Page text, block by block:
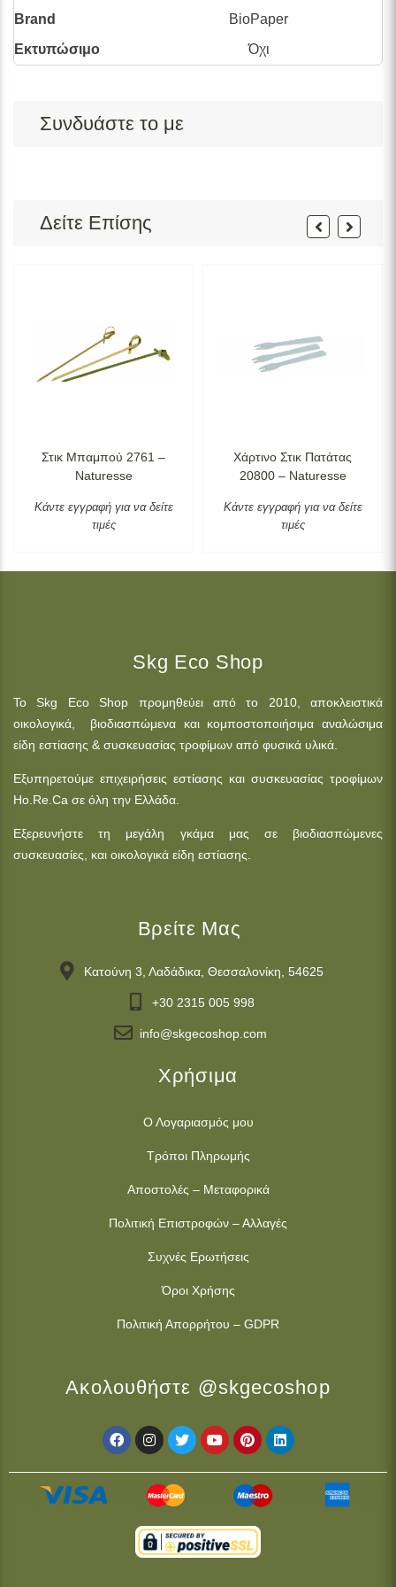
Brand
BioPaper
Εκτυπώσιμο
Όχι
Συνδυάστε το με
Δείτε Επίσης
Στικ Μπαμπού 2761 –
Naturesse
Κάντε εγγραφή για να δείτε
τιμές
Χάρτινο Στικ Πατάτας
20800 – Naturesse
Κάντε εγγραφή για να δείτε
τιμές
Skg Eco Shop
Το Skg Eco Shop προμηθεύει από το 2010, αποκλειστικά
οικολογικά, βιοδιασπώμενα και κομποστοποιήσιμα αναλώσιμα
είδη εστίασης & συσκευασίας τροφίμων από φυσικά υλικά.
Εξυπηρετούμε επιχειρήσεις εστίασης και συσκευασίας τροφίμων
Ho.Re.Ca σε όλη την Ελλάδα.
Εξερευνήστε τη μεγάλη γκάμα μας σε βιοδιασπώμενες
συσκευασίες, και οικολογικά είδη εστίασης.
Βρείτε Μας
Κατούνη 3, Λαδάδικα, Θεσσαλονίκη, 54625
+30 2315 005 998
info@skgecoshop.com
Χρήσιμα
Ο Λογαριασμός μου
Τρόποι Πληρωμής
Αποστολές – Μεταφορικά
Πολιτική Επιστροφών – Αλλαγές
Συχνές Ερωτήσεις
Όροι Χρήσης
Πολιτική Απορρήτου – GDPR
Ακολουθήστε @skgecoshop